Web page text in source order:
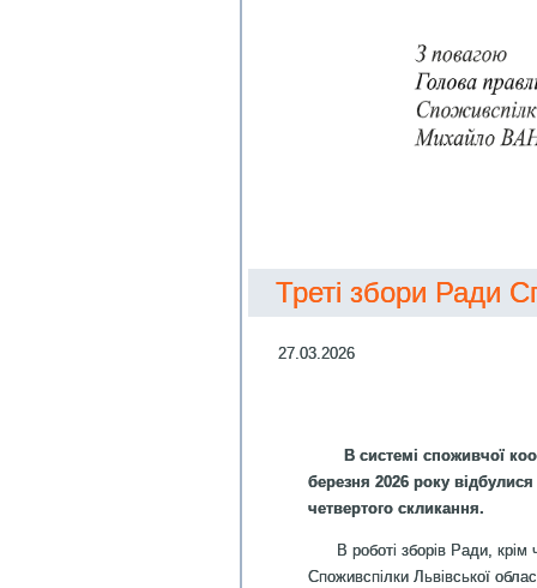
Треті збори Ради
27.03.2026
В системі споживчої
березня 2026 року
четвертого скликання.
В роботі зборів Ради, крім
Споживспілки Львівської